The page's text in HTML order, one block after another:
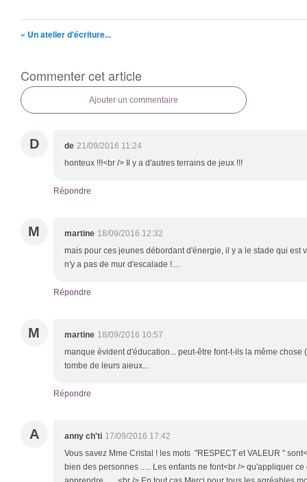
« Un atelier d'écriture...
Commenter cet article
Ajouter un commentaire
D de 21/09/2016 11:24
honteux !!!<br /> Il y a d'autres terrains de jeux !!!
Répondre
M martine 18/09/2016 12:32
mais pour ces jeunes débordant d'énergie, il y a le stade qui est
n'y a pas de mur d'escalade !....
Répondre
M martine 18/09/2016 10:57
manque évident d'éducation... peut-être font-t-ils la même chose
tombe de leurs aieux...
Répondre
A anny ch'ti 17/09/2016 17:42
Vous savez Mme Cristal ! les mots "RESPECT et VALEUR "
bien des personnes ..... Les enfants ne font<br /> qu'appliquer